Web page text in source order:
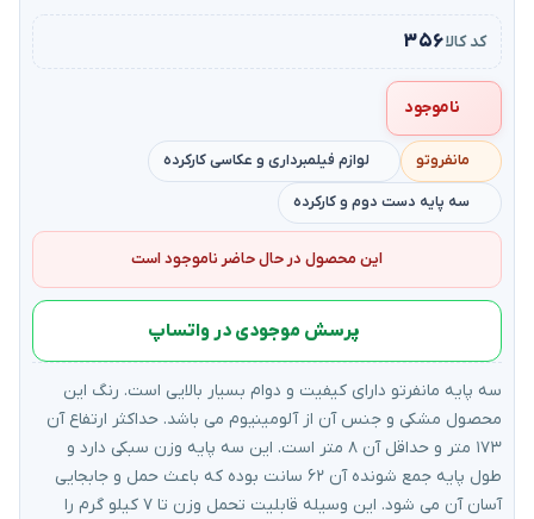
کد کالا۳۵۶
ناموجود
مانفروتو لوازم فیلمبرداری و عکاسی کارکرده
سه پایه دست دوم و کارکرده
این محصول در حال حاضر ناموجود است
پرسش موجودی در واتساپ
سه پایه مانفرتو دارای کیفیت و دوام بسیار بالایی است. رنگ این
محصول مشکی و جنس آن از آلومینیوم می باشد. حداکثر ارتفاع آن
۱۷۳ متر و حداقل آن ۸ متر است. این سه پایه وزن سبکی دارد و
طول پایه جمع شونده آن ۶۲ سانت بوده که باعث حمل و جابجایی
آسان آن می شود. این وسیله قابلیت تحمل وزن تا ۷ کیلو گرم را